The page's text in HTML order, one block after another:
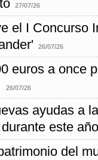
27/07/26
el I Concurso
26/07/26
euros a once
26/07/26
ayudas a
este año
del